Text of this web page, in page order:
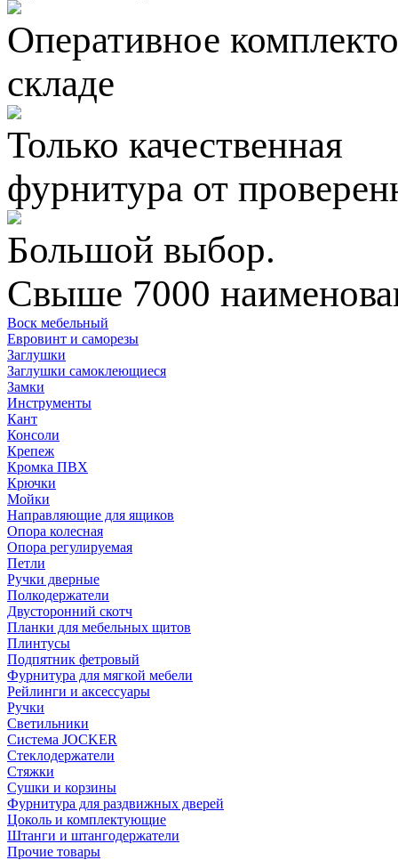
Оперативное
складе
Только качественная
фурнитура от
Большой выбор.
Свыше 7000
Воск мебельный
Евровинт и саморезы
Заглушки
Заглушки самоклеющиеся
Замки
Инструменты
Кант
Консоли
Крепеж
Кромка ПВХ
Крючки
Мойки
Направляющие для ящиков
Опора колесная
Опора регулируемая
Петли
Ручки дверные
Полкодержатели
Двусторонний скотч
Планки для мебельных щитов
Плинтусы
Подпятник фетровый
Фурнитура для мягкой мебели
Рейлинги и аксессуары
Ручки
Светильники
Система JOCKER
Стеклодержатели
Стяжки
Сушки и корзины
Фурнитура для раздвижных дверей
Цоколь и комплектующие
Штанги и штангодержатели
Прочие товары